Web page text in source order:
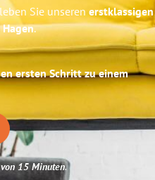
Sie unseren erstklassigen
.
ersten Schritt zu einem
15 Minuten.